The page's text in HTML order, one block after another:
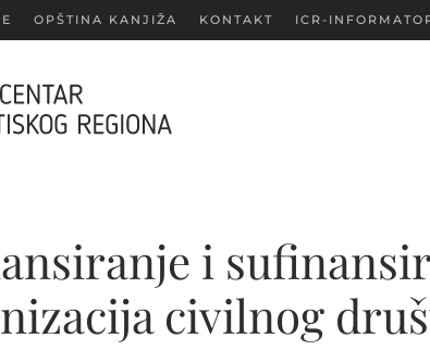
OPŠTINA KANJIŽA KONTAKT ICR-
i
civilnog